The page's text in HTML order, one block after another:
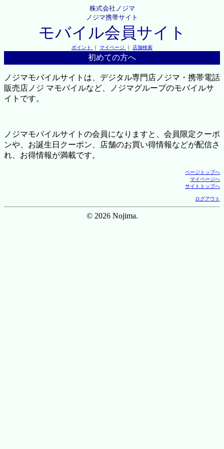
株式会社ノジマ
ノジマ携帯サイト
モバイル会員サイト
ポイント ｜ マイページ ｜ 店舗検索
初めての方へ
ノジマモバイルサイトは、デジタル専門店ノジマ・携帯電話
販売店ノジ マモバイルなど、ノジマグループのモバイルサ
イトです。
ノジマモバイルサイトの会員になりますと、会員限定クーポ
ンや、お誕生日クーポン、店舗のお買い得情報などが配信さ
れ、お得情報が満載です。
ページトップへ
マイページへ
サイトトップへ
ログアウト
© 2026 Nojima.